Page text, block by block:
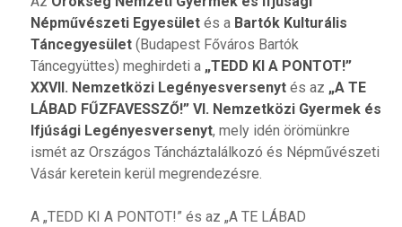
Népművészeti Egyesületés a Bartók Kulturális
Táncegyesület(Budapest Főváros Bartók
Táncegyüttes) meghirdeti a „TEDD KI A PONTOT!”
XXVII. Nemzetközi Legényesversenytés az „A TE
LÁBAD FŰZFAVESSZŐ!” VI. Nemzetközi Gyermek és
Ifjúsági Legényesversenyt, mely idén örömünkre
ismét az Országos Táncháztalálkozó és Népművészeti
Vásár keretein kerül megrendezésre.
A „TEDD KI A PONTOT!” és az „A TE LÁBAD